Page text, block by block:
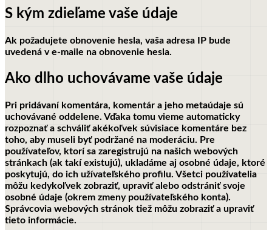
S kým zdieľame vaše údaje
Ak požadujete obnovenie hesla, vaša adresa IP bude
uvedená v e-maile na obnovenie hesla.
Ako dlho uchovávame vaše údaje
Pri pridávaní komentára, komentár a jeho metaúdaje sú
uchovávané oddelene. Vďaka tomu vieme automaticky
rozpoznať a schváliť akékoľvek súvisiace komentáre bez
toho, aby museli byť podržané na moderáciu. Pre
používateľov, ktorí sa zaregistrujú na našich webových
stránkach (ak takí existujú), ukladáme aj osobné údaje, ktoré
poskytujú, do ich užívateľského profilu. Všetci používatelia
môžu kedykoľvek zobraziť, upraviť alebo odstrániť svoje
osobné údaje (okrem zmeny používateľského konta).
Správcovia webových stránok tiež môžu zobraziť a upraviť
tieto informácie.